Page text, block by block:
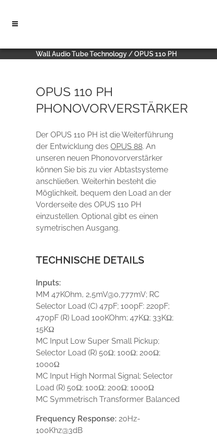
Wall Audio Tube Technology /OPUS 110 PH
OPUS 110 PH
PHONOVORVERSTÄRKER
Der OPUS 110 PH ist die Weiterführung
der Entwicklung des OPUS 88. An
unseren neuen Phonovorverstärker
können Sie bis zu vier Abtastsysteme
anschließen. Weiterhin besteht die
Möglichkeit, bequem den Load an der
Vorderseite des OPUS 110 PH
einzustellen. Optional gibt es einen
symetrischen Ausgang.
TECHNISCHE DETAILS
Inputs:
MM 47KOhm, 2,5mV@0,777mV; RC
Selector Load (C) 47pF; 100pF: 220pF;
470pF (R) Load 100KOhm; 47KΩ; 33KΩ;
15KΩ
MC Input Low Super Small Pickup;
Selector Load (R) 50Ω; 100Ω; 200Ω;
1000Ω
MC Input High Normal Signal; Selector
Load (R) 50Ω; 100Ω; 200Ω; 1000Ω
MC Symmetrisch Transformer Balanced
Frequency Response: 20Hz-
100Khz@3dB